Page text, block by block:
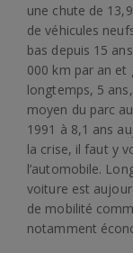
une chute de
de véhicules
bas depuis 15
000 km par an et
longtemps, 5
moyen du parc
1991 à 8,1 ans
la crise, il faut y
l’automobile.
voiture est
de mobilité
notamment